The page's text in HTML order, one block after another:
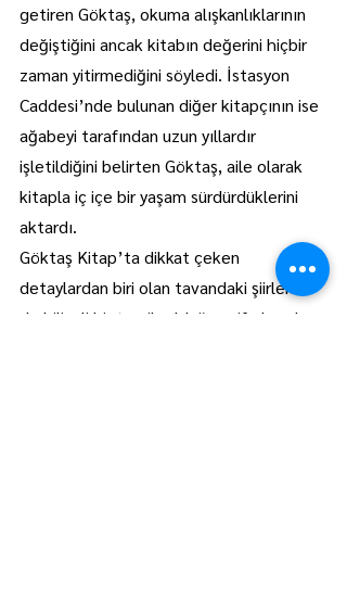
getiren Göktaş, okuma alışkanlıklarının
değiştiğini ancak kitabın değerini hiçbir
zaman yitirmediğini söyledi. İstasyon
Caddesi’nde bulunan diğer kitapçının ise
ağabeyi tarafından uzun yıllardır
işletildiğini belirten Göktaş, aile olarak
kitapla iç içe bir yaşam sürdürdüklerini
aktardı.
Göktaş Kitap’ta dikkat çeken
detaylardan biri olan tavandaki şiirlerin
de bilinçli bir tercih olduğunu ifade eden